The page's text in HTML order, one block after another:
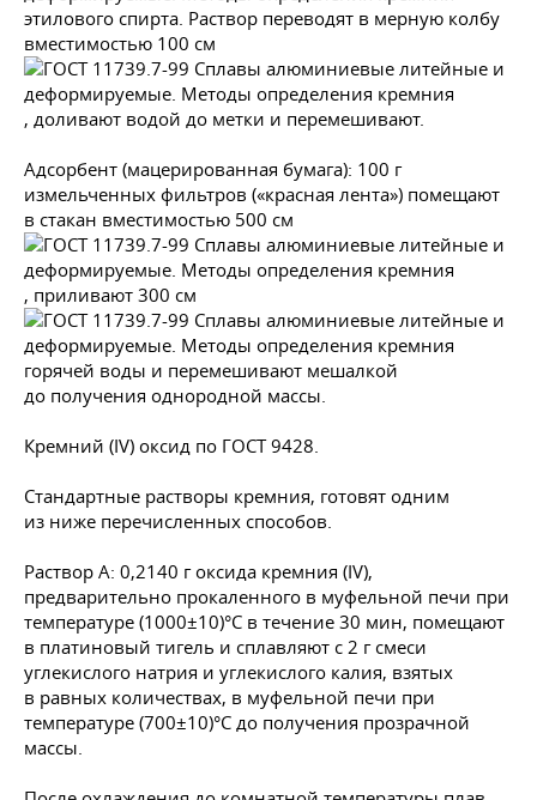
этилового спирта. Раствор переводят в мерную колбу
вместимостью 100 см
, доливают водой до метки и перемешивают.
Адсорбент (мацерированная бумага): 100 г
измельченных фильтров («красная лента») помещают
в стакан вместимостью 500 см
, приливают 300 см
горячей воды и перемешивают мешалкой
до получения однородной массы.
Кремний (IV) оксид по ГОСТ 9428.
Стандартные растворы кремния, готовят одним
из ниже перечисленных способов.
Раствор А: 0,2140 г оксида кремния (IV),
предварительно прокаленного в муфельной печи при
температуре (1000±10)°С в течение 30 мин, помещают
в платиновый тигель и сплавляют с 2 г смеси
углекислого натрия и углекислого калия, взятых
в равных количествах, в муфельной печи при
температуре (700±10)°С до получения прозрачной
массы.